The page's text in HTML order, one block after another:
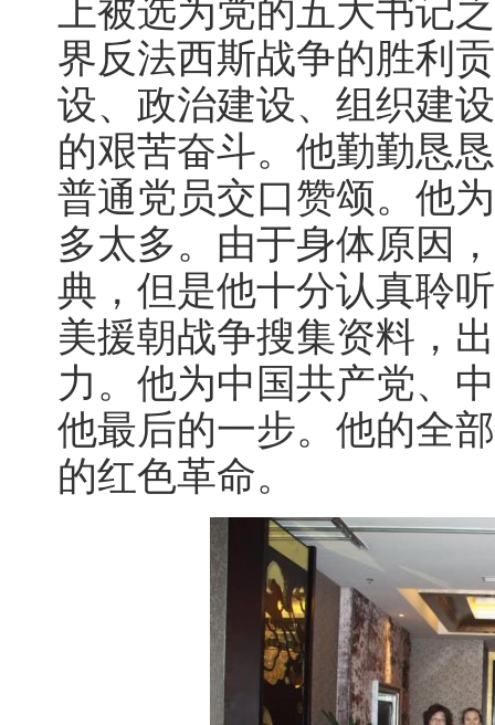
上被选为党的五大书记
界反法西斯战争的胜利
设、政治建设、组织建
的艰苦奋斗。他勤勤恳
普通党员交口赞颂。他
多太多。由于身体原因
典，但是他十分认真聆
美援朝战争搜集资料，
力。他为中国共产党、
他最后的一步。他的全
的红色革命。